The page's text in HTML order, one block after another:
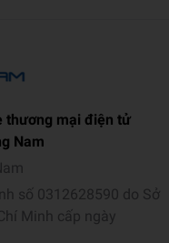
thương mại điện tử
Nam
số 0312628590 do Sở
Minh cấp ngày